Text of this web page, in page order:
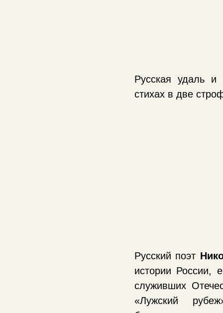
Русская удаль и
стихах в две
Русский поэт
истории России,
служивших
«Лужский